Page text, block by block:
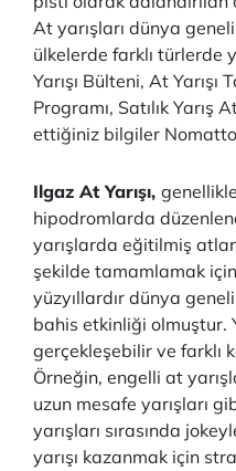
At yarışları dünya
ülkelerde farklı türlerde
Yarışı Bülteni, At Yarışı
Programı, Satılık Yarış
ettiğiniz bilgiler
Ilgaz At Yarışı,
hipodromlarda
yarışlarda eğitilmiş
şekilde tamamlamak için
yüzyıllardır dünya
bahis etkinliği olmuştur.
gerçekleşebilir ve farklı
Örneğin, engelli at
uzun mesafe yarışları
yarışları sırasında
yarışı kazanmak için